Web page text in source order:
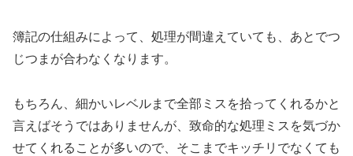
簿記の仕組みによって、処理が間違えていても、あとでつ
じつまが合わなくなります。
もちろん、細かいレベルまで全部ミスを拾ってくれるかと
言えばそうではありませんが、致命的な処理ミスを気づか
せてくれることが多いので、そこまでキッチリでなくても